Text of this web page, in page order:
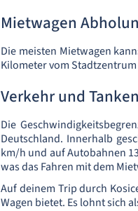
Mietwagen
Die meisten Mietwagen
Kilometer vom
Verkehr und Tanken
Die
Deutschland. Innerhalb
km/h und auf Autobahnen
was das Fahren mit dem
Auf deinem Trip durch
Wagen bietet. Es lohnt sich